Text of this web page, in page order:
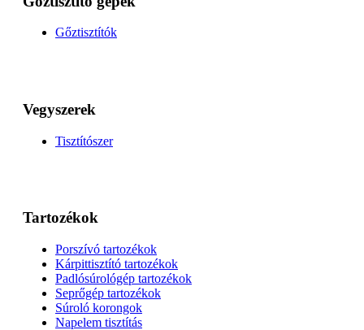
Gőztisztítók
Vegyszerek
Tisztítószer
Tartozékok
Porszívó tartozékok
Kárpittisztító tartozékok
Padlósúrológép tartozékok
Seprőgép tartozékok
Súroló korongok
Napelem tisztítás